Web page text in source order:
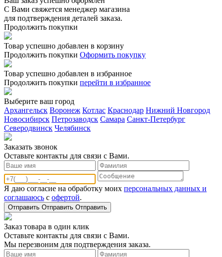
С Вами свяжется менеджер магазина
для подтверждения деталей заказа.
Продолжить покупки
Товар успешно добавлен в корзину
Продолжить покупки Оформить покупку
Товар успешно добавлен в избранное
Продолжить покупки перейти в избранное
Выберите ваш город
Архангельск Воронеж Котлас Краснодар Нижний Новгород
Новосибирск Петрозаводск Самара Санкт-Петербург
Северодвинск Челябинск
Заказать звонoк
Оставьте контакты для связи с Вами.
Я даю согласие на обработку моих персональных данных и
соглашаюсь с офертой.
Отправить Отправить Отправить
Заказ товара в один клик
Оставьте контакты для связи с Вами.
Мы перезвоним для подтверждения заказа.